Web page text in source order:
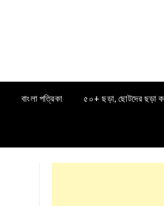
বাংলা পত্রিকা ৫০+ ছড়া, ছোটদের ছড়া